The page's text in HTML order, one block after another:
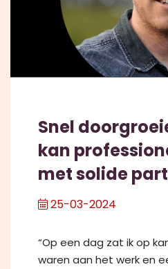
Snel
kan
met solide
25-03-2024
“Op een dag zat ik op
waren aan het werk en